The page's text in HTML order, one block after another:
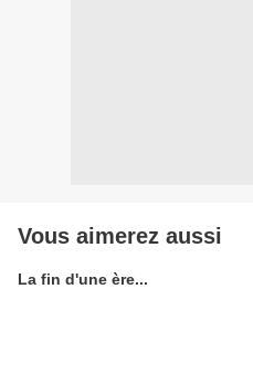
Vous aimerez aussi
La fin d'une ère...